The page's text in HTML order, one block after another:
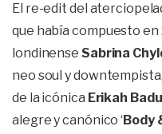
El re-edit del
que había compuesto
londinense Sabrina
neo soul y
de la icónica Erikah Badu
alegre y canónico ‘Body